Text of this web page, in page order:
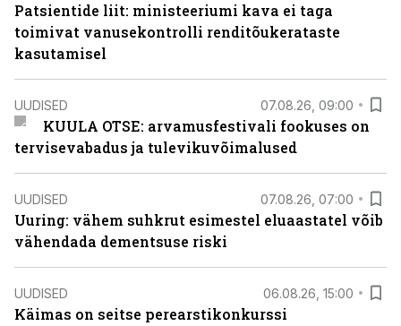
Patsientide liit: ministeeriumi kava ei taga
toimivat vanusekontrolli renditõukerataste
kasutamisel
UUDISED 07.08.26, 09:00
KUULA OTSE: arvamusfestivali fookuses on
tervisevabadus ja tulevikuvõimalused
UUDISED 07.08.26, 07:00
Uuring: vähem suhkrut esimestel eluaastatel võib
vähendada dementsuse riski
UUDISED 06.08.26, 15:00
Käimas on seitse perearstikonkurssi